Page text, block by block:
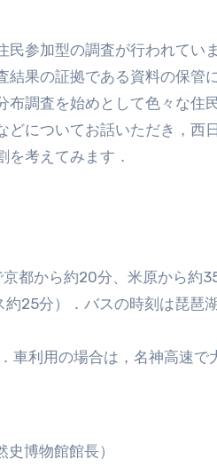
参加型の調査が行われてい
果の証拠である資料の保管
調査を始めとして色々な住
どについてお話いただき，西
考えてみます．
都から約20分、米原から約
25分）．バスの時刻は琵琶
車利用の場合は，名神高速で
博物館館長）